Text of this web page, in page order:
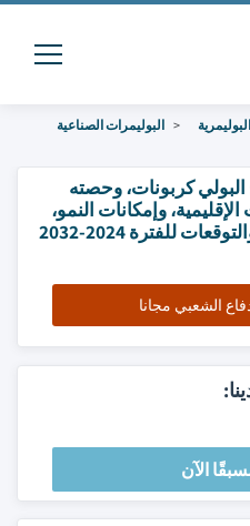
البوليمرات الصناعية
كربونات، وحصته
وإمكانات النمو،
للفترة 2024-2032
الشعبي مجانا
الآن